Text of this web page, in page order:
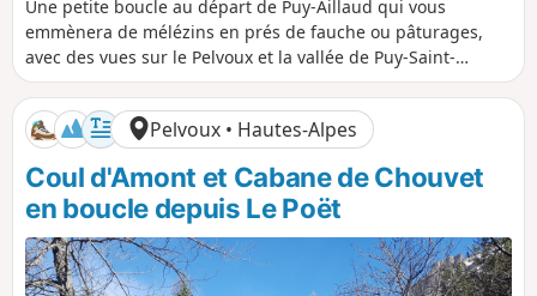
s
t
a
n
c
e
r
é
e
n
i
v
e
l
é
p
o
i
t
i
f
n
i
v
e
l
é
n
é
g
a
t
Une petite boucle au départ de Puy-Aillaud qui vous
emmènera de mélézins en prés de fauche ou pâturages,
avec des vues sur le Pelvoux et la vallée de Puy-Saint-
Vincent jusqu'à l'Argentière-la-Bessée.
Pelvoux • Hautes-Alpes
Coul d'Amont et Cabane de Chouvet
en boucle depuis Le Poët